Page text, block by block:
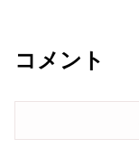
コメント